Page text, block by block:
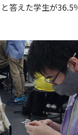
答えた学生が36.5